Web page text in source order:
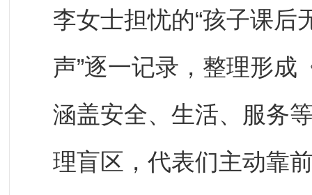
李女士担忧的“孩子课后
声”逐一记录，整理形成
涵盖安全、生活、服务
理盲区，代表们主动靠